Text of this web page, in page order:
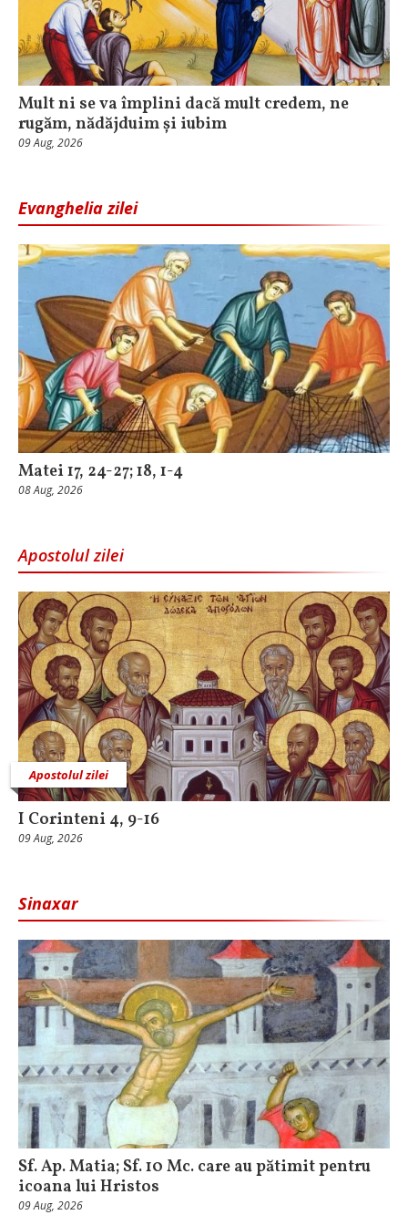
Mult ni se va împlini dacă mult credem, ne
rugăm, nădăjduim și iubim
09 Aug, 2026
Evanghelia zilei
Matei 17, 24-27; 18, 1-4
08 Aug, 2026
Apostolul zilei
Apostolul zilei
I Corinteni 4, 9-16
09 Aug, 2026
Sinaxar
Sf. Ap. Matia; Sf. 10 Mc. care au pătimit pentru
icoana lui Hristos
09 Aug, 2026